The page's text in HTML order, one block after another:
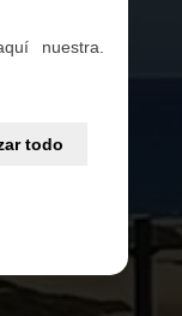
nuestra.
todo